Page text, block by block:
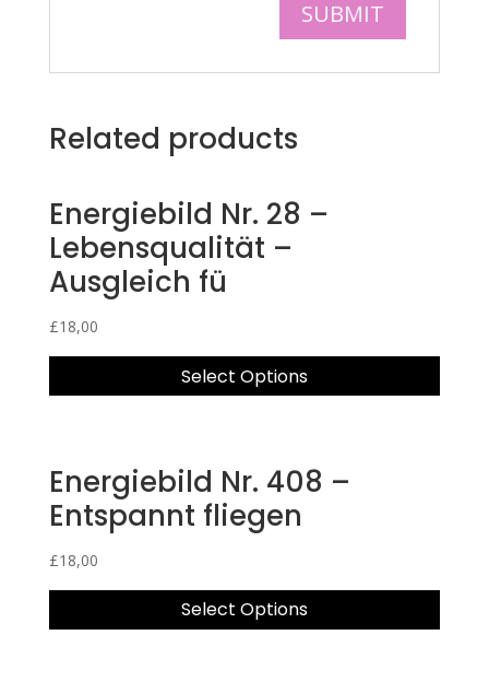
Related products
Energiebild Nr. 28 –
Lebensqualität –
Ausgleich fü
£18,00
Select Options
Energiebild Nr. 408 –
Entspannt fliegen
£18,00
Select Options